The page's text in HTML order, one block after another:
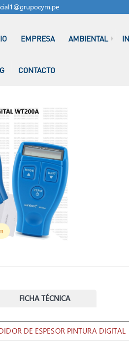
EMPRESA AMBIENTAL
CONTACTO
FICHA TÉCNICA
DE ESPESOR PINTURA DIGITAL